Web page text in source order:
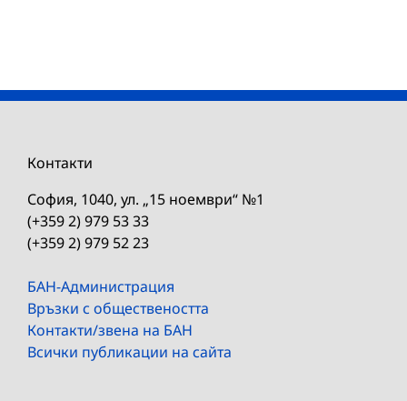
Контакти
София, 1040, ул. „15 ноември“ №1
(+359 2) 979 53 33
(+359 2) 979 52 23
БАН-Администрация
Връзки с обществеността
Контакти/звена на БАН
Всички публикации на сайта